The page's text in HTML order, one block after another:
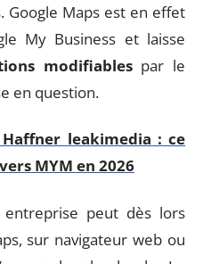
Google Maps est en effet
My Business et laisse
modifiablespar le
en question.
leakimedia : ce
MYM en 2026
peut dès lors
sur navigateur web ou